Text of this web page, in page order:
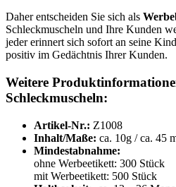
Daher entscheiden Sie sich als
Schleckmuscheln und Ihre Kunden
jeder erinnert sich sofort an seine
positiv im Gedächtnis Ihrer Kunden.
Weitere
Schleckmuscheln:
Artikel-Nr.: Z1008
Inhalt/Maße: ca. 10g / ca. 45
Mindestabnahme:
ohne Werbeetikett: 300 Stück
mit Werbeetikett: 500 Stück